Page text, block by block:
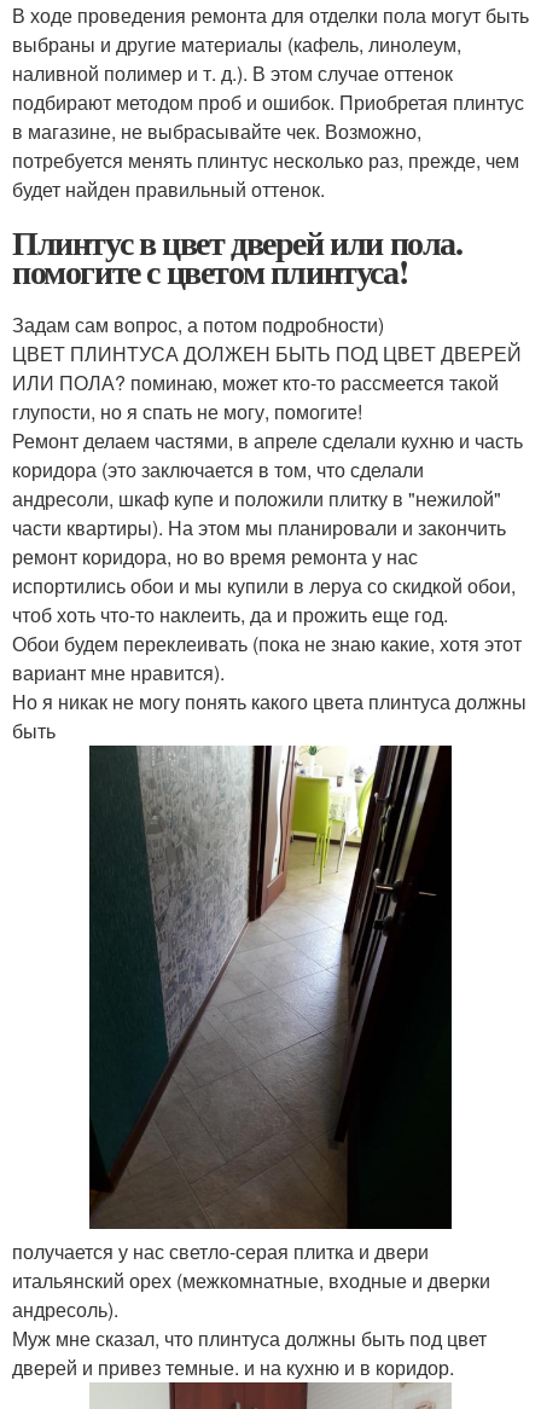
В ходе проведения ремонта для отделки пола могут быть
выбраны и другие материалы (кафель, линолеум,
наливной полимер и т. д.). В этом случае оттенок
подбирают методом проб и ошибок. Приобретая плинтус
в магазине, не выбрасывайте чек. Возможно,
потребуется менять плинтус несколько раз, прежде, чем
будет найден правильный оттенок.
Плинтус в цвет дверей или пола.
помогите с цветом плинтуса!
Задам сам вопрос, а потом подробности)
ЦВЕТ ПЛИНТУСА ДОЛЖЕН БЫТЬ ПОД ЦВЕТ ДВЕРЕЙ
ИЛИ ПОЛА? поминаю, может кто-то рассмеется такой
глупости, но я спать не могу, помогите!
Ремонт делаем частями, в апреле сделали кухню и часть
коридора (это заключается в том, что сделали
андресоли, шкаф купе и положили плитку в "нежилой"
части квартиры). На этом мы планировали и закончить
ремонт коридора, но во время ремонта у нас
испортились обои и мы купили в леруа со скидкой обои,
чтоб хоть что-то наклеить, да и прожить еще год.
Обои будем переклеивать (пока не знаю какие, хотя этот
вариант мне нравится).
Но я никак не могу понять какого цвета плинтуса должны
быть
получается у нас светло-серая плитка и двери
итальянский орех (межкомнатные, входные и дверки
андресоль).
Муж мне сказал, что плинтуса должны быть под цвет
дверей и привез темные. и на кухню и в коридор.